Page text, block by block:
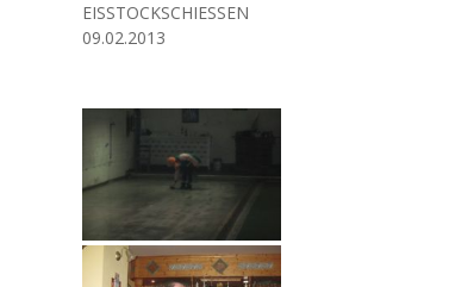
EISSTOCKSCHIESSEN
09.02.2013